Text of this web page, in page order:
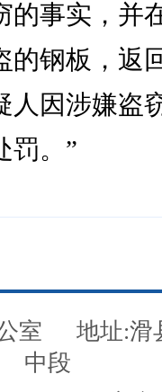
的事实，并
的钢板，返
人因涉嫌盗
罚。”
室
地址:滑
中段